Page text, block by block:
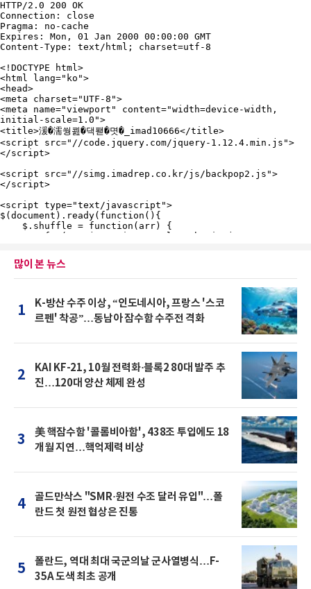
많이 본 뉴스
1
K-방산 수주 이상, “인도네시아, 프랑스 '스코
르펜' 착공”…동남아 잠수함 수주전 격화
2
KAI KF-21, 10월 전력화·블록2 80대 발주 추
진…120대 양산 체제 완성
3
美 핵잠수함 '콜롬비아함', 438조 투입에도 18
개월 지연…핵억제력 비상
4
골드만삭스 "SMR·원전 수조 달러 유입"…폴
란드 첫 원전 협상은 진통
5
폴란드, 역대 최대 국군의날 군사열병식…F-
35A 도색 최초 공개